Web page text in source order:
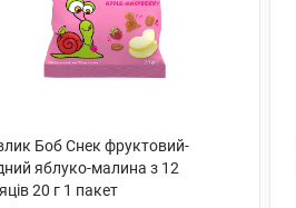
Боб Снек фруктовий-
яблуко-малина з 12
20 г 1 пакет